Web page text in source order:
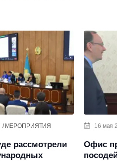
МЕРОПРИЯТИЯ
рассмотрели
16 мая
Офис